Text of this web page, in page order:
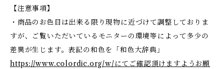
【注意事項】
・商品のお色目は出来る限り現物に近づけて調整しておりま
すが、ご覧いただいているモニターの環境等によって多少の
差異が生じます。表記の和色を「和色大辞典」
https://www.colordic.org/w/にてご確認頂けますようお願